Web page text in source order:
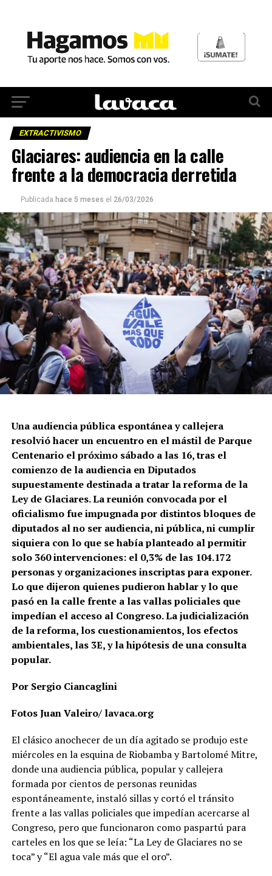
EXTRACTIVISMO
Glaciares: audiencia en la calle
frente a la democracia derretida
Publicada hace 5 meses el 26/03/2026
Una audiencia pública espontánea y callejera
resolvió hacer un encuentro en el mástil de Parque
Centenario el próximo sábado a las 16, tras el
comienzo de la audiencia en Diputados
supuestamente destinada a tratar la reforma de la
Ley de Glaciares. La reunión convocada por el
oficialismo fue impugnada por distintos bloques de
diputados al no ser audiencia, ni pública, ni cumplir
siquiera con lo que se había planteado al permitir
solo 360 intervenciones: el 0,3% de las 104.172
personas y organizaciones inscriptas para exponer.
Lo que dijeron quienes pudieron hablar y lo que
pasó en la calle frente a las vallas policiales que
impedían el acceso al Congreso. La judicialización
de la reforma, los cuestionamientos, los efectos
ambientales, las 3E, y la hipótesis de una consulta
popular.
Por Sergio Ciancaglini
Fotos Juan Valeiro/ lavaca.org
El clásico anochecer de un día agitado se produjo este
miércoles en la esquina de Riobamba y Bartolomé Mitre,
donde una audiencia pública, popular y callejera
formada por cientos de personas reunidas
espontáneamente, instaló sillas y cortó el tránsito
frente a las vallas policiales que impedían acercarse al
Congreso, pero que funcionaron como paspartú para
carteles en los que se leía: “La Ley de Glaciares no se
toca” y “El agua vale más que el oro”.